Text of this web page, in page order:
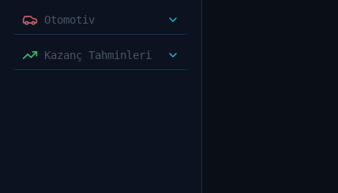
Otomotiv
Kazanç Tahminleri